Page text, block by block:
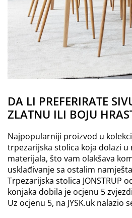
DA LI PREFERIRATE
ZLATNU ILI BOJU
Najpopularniji proizvod u
trpezarijska stolica koja dolazi u
materijala, što vam olakšava
usklađivanje sa ostalim
Trpezarijska stolica JONSTRUP
konjaka dobila je ocjenu 5
Uz ocjenu 5, na JYSK.uk nalazio